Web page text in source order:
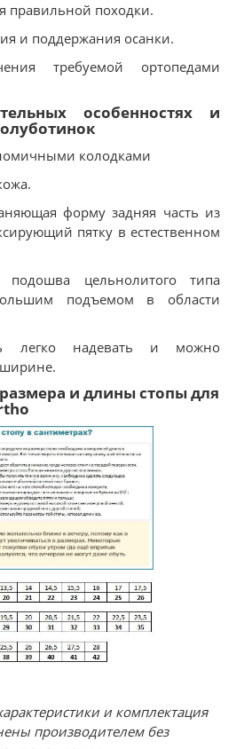
правильной походки.
и поддержания осанки.
требуемой ортопедами
особенностях и
колодками
форму задняя часть из
пятку в естественном
подошва цельнолитого типа
подъемом в области
легко надевать и можно
ширине.
и длины стопы для
и комплектация
производителем без